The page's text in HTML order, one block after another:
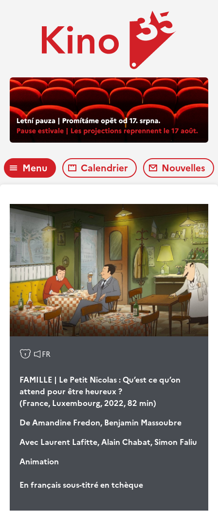
Menu Calendrier Nouvelles
FR
FAMILLE | Le Petit Nicolas : Qu’est ce qu’on
attend pour être heureux ?
(France, Luxembourg, 2022, 82 min)
DeAmandine Fredon, Benjamin Massoubre
Avec Laurent Lafitte, Alain Chabat, Simon Faliu
Animation
En français sous-titré en tchèque